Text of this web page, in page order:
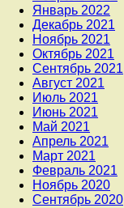
Январь 2022
Декабрь 2021
Ноябрь 2021
Октябрь 2021
Сентябрь 2021
Август 2021
Июль 2021
Июнь 2021
Май 2021
Апрель 2021
Март 2021
Февраль 2021
Ноябрь 2020
Сентябрь 2020